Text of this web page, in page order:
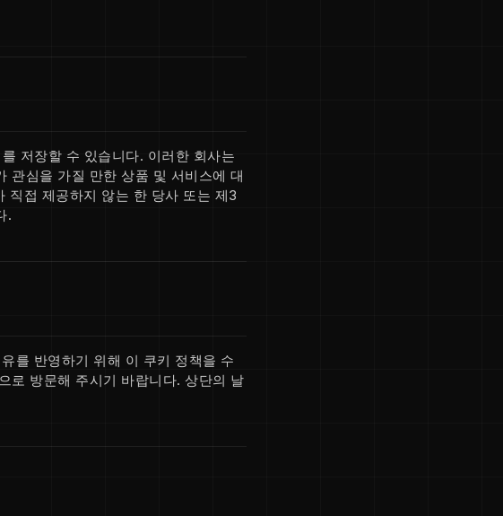
저장할 수 있습니다. 이러한 회사는
관심을 가질 만한 상품 및 서비스에 대
직접 제공하지 않는 한 당사 또는 제3
.
를 반영하기 위해 이 쿠키 정책을 수
로 방문해 주시기 바랍니다. 상단의 날